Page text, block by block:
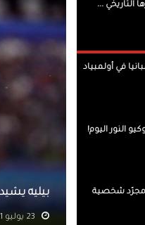
التاريخي ...
في أولمبياد
النور اليوم!
مجرّد شخصية
23 يوليو 2021